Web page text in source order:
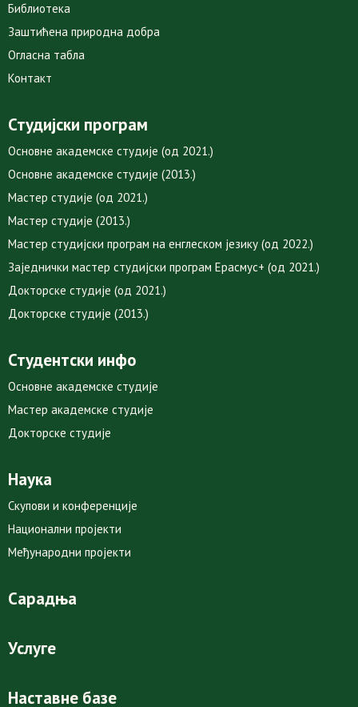
Библиотека
Заштићена природна добра
Огласна табла
Контакт
Студијски програм
Основне академске студије (од 2021.)
Основне академске студије (2013.)
Мастер студије (од 2021.)
Мастер студије (2013.)
Мастер студијски програм на енглеском језику (од 2022.)
Заједнички мастер студијски програм Ерасмус+ (од 2021.)
Докторске студије (од 2021.)
Докторске студије (2013.)
Студентски инфо
Основне академске студије
Мастер академске студије
Докторске студије
Наука
Скупови и конференције
Национални пројекти
Међународни пројекти
Сарадња
Услуге
Наставне базе